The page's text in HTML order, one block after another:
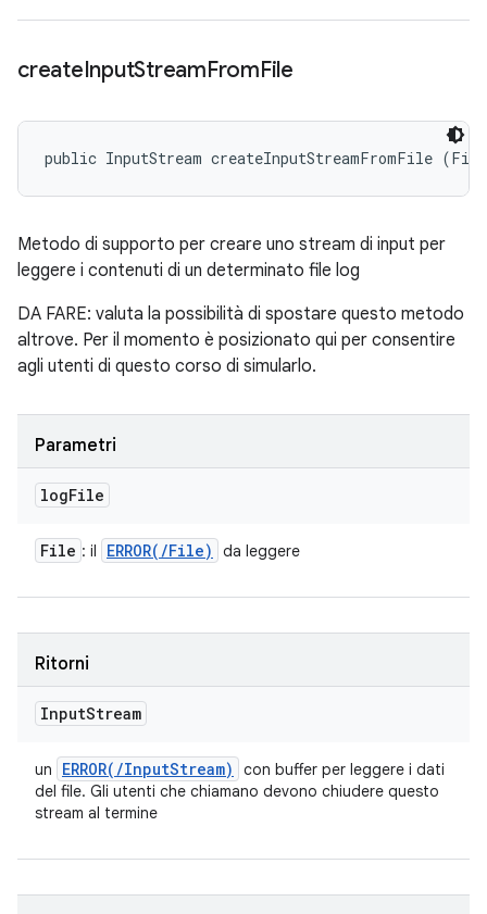
createInputStreamFromFile
public InputStream createInputStreamFromFile
Metodo di supporto per creare uno stream di input per
leggere i contenuti di un determinato file log
DA FARE: valuta la possibilità di spostare questo metodo
altrove. Per il momento è posizionato qui per consentire
agli utenti di questo corso di simularlo.
Parametri
logFile
File : il ERROR( /File) da leggere
Ritorni
InputStream
un ERROR( /InputStream)
con buffer per leggere i dati
del file. Gli utenti che chiamano devono chiudere questo
stream al termine